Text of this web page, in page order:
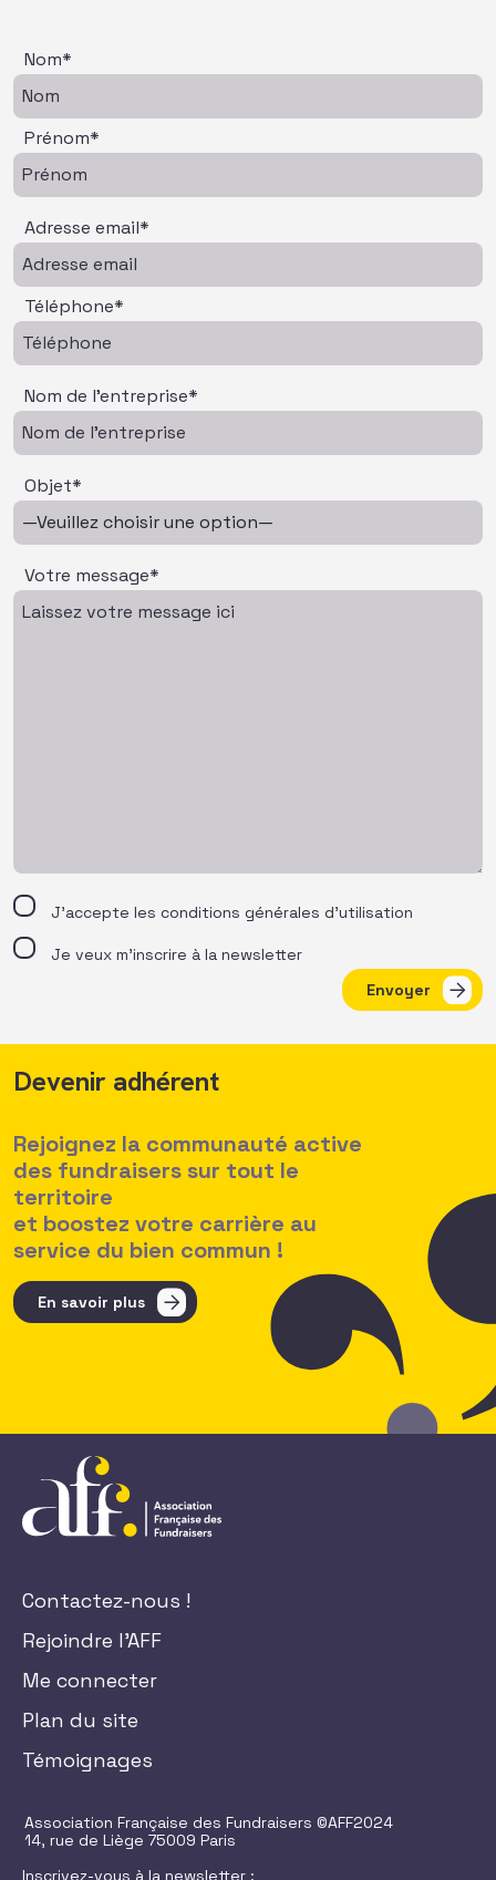
Nom*
Prénom*
Adresse email*
Téléphone*
Nom de l'entreprise*
Objet*
Votre message*
J’accepte les conditions générales d’utilisation
Je veux m'inscrire à la newsletter
Envoyer
Devenir adhérent
Rejoignez la communauté active
des fundraisers sur tout le
territoire
et boostez votre carrière au
service du bien commun !
En savoir plus
Contactez-nous !
Rejoindre l'AFF
Me connecter
Plan du site
Témoignages
Association Française des Fundraisers ©AFF2024
14, rue de Liège 75009 Paris
Inscrivez-vous à la newsletter :